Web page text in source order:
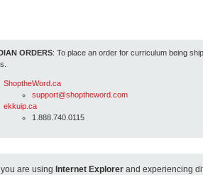
ORDERS: To place an order for curriculum being
ShoptheWord.ca
support@shoptheword.com
ekkuip.ca
1.888.740.0115
you are using Internet Explorer and experiencing